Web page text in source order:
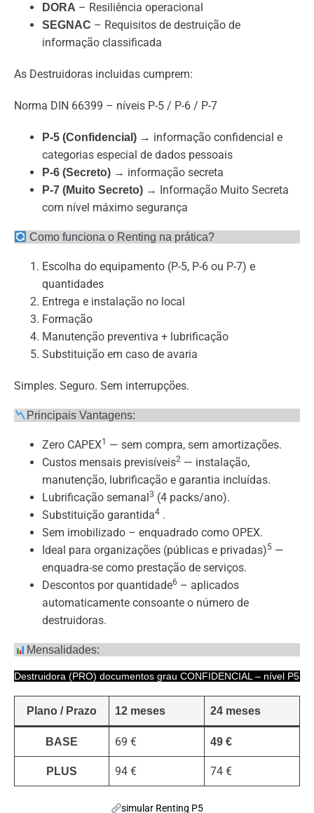
DORA – Resiliência operacional
SEGNAC – Requisitos de destruição de
informação classificada
As Destruidoras incluidas cumprem:
Norma DIN 66399 – níveis P-5 / P-6 / P-7
P-5 (Confidencial) → informação confidencial e
categorias especial de dados pessoais
P-6 (Secreto) → informação secreta
P-7 (Muito Secreto) → Informação Muito Secreta
com nível máximo segurança
Como funciona o Renting na prática?
Escolha do equipamento (P-5, P-6 ou P-7) e
quantidades
Entrega e instalação no local
Formação
Manutenção preventiva + lubrificação
Substituição em caso de avaria
Simples. Seguro. Sem interrupções.
Principais Vantagens:
Zero CAPEX1 — sem compra, sem amortizações.
Custos mensais previsíveis2 — instalação,
manutenção, lubrificação e garantia incluídas.
Lubrificação semanal 3 (4 packs/ano).
Substituição garantida4 .
Sem imobilizado – enquadrado como OPEX.
Ideal para organizações (públicas e privadas)5 —
enquadra-se como prestação de serviços.
Descontos por quantidade6 – aplicados
automaticamente consoante o número de
destruidoras.
Mensalidades:
Destruidora (PRO) documentos grau CONFIDENCIAL – nível P5
Plano / Prazo 12 meses 24 meses
BASE 69 € 49 €
PLUS 94 € 74 €
simular Renting P5